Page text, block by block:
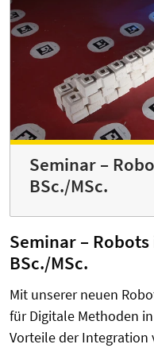
Seminar –
BSc./MSc.
Seminar –
BSc./MSc.
Mit unserer neuen
für Digitale Methoden
Vorteile der